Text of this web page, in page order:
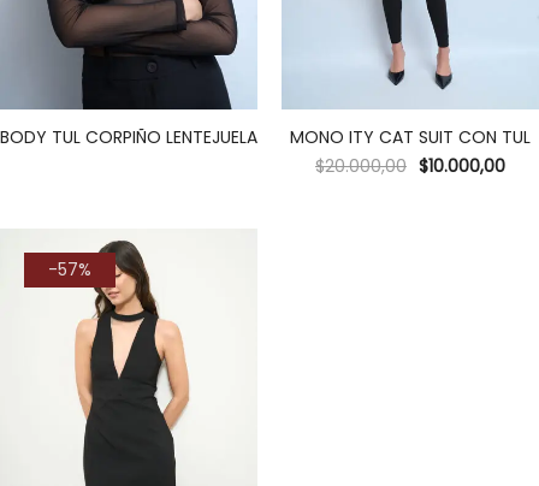
BODY TUL CORPIÑO LENTEJUELA
MONO ITY CAT SUIT CON TUL
$20.000,00 $10.000,00
-57%